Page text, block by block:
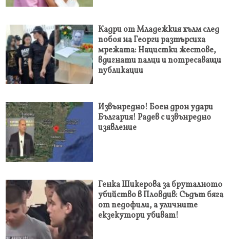
Кадри от Младежкия хълм след
побоя на Георги разтърсиха
мрежата: Нацистки жестове,
вдигнати палци и потресаващи
публикации
Извънредно! Боен дрон удари
България! Радев с извънредно
изявление
Генка Шикерова за бруталното
убийство в Пловдив: Съдът бяга
от педофили, а уличните
екзекутори убиват!